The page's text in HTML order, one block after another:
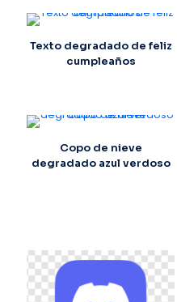
Texto degradado de feliz
cumpleaños
Copo de nieve
degradado azul verdoso